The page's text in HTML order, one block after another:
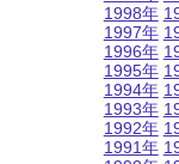
1998年
1997年
1996年
1995年
1994年
1993年
1992年
1991年